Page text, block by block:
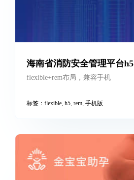
海南省消防安全管理平台h5
flexible+rem布局，兼容手机
标签： flexible, h5, rem, 手机版